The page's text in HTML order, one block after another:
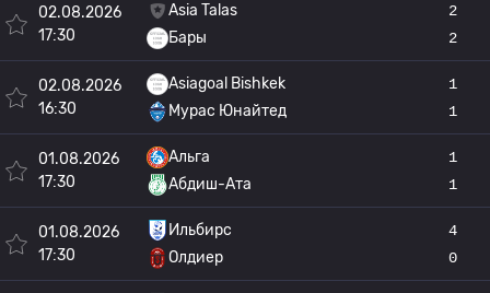
02.08.2026
17:30
Asia Talas
Бары
2
2
02.08.2026
16:30
Asiagoal Bishkek
Мурас Юнайтед
1
1
01.08.2026
17:30
Альга
Абдиш-Ата
1
1
01.08.2026
17:30
Ильбирс
Олдиер
4
0